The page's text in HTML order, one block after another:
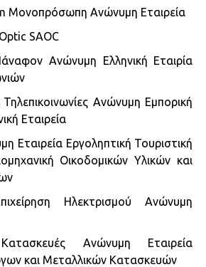
Μονοπρόσωπη Ανώνυμη Εταιρεία
SAOC
Ανώνυμη Ελληνική Εταιρία
Ανώνυμη Εμπορική
Εταιρεία
Εταιρεία Εργοληπτική Τουριστική
Οικοδομικών Υλικών και
Ηλεκτρισμού Ανώνυμη
Ανώνυμη Εταιρεία
και Μεταλλικών Κατασκευών